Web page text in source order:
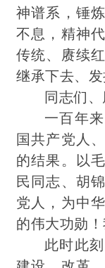
神谱系，锤
不息，精神
传统、赓续
继承下去、发
同志们、
一百年
国共产党人
的结果。以
民同志、胡
党人，为中
的伟大功勋
此时此